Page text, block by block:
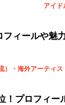
アイド
フィールや魅
）・海外アーティス
！プロフィー